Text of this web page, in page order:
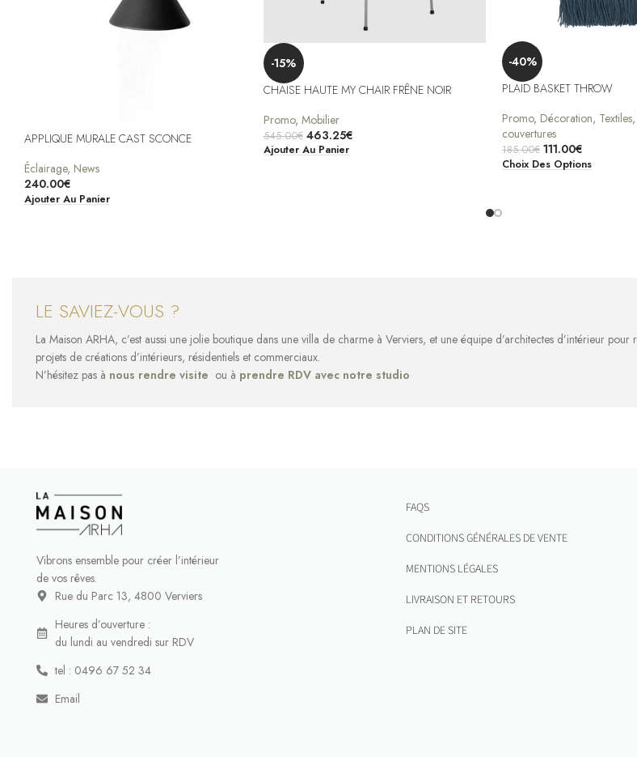
APPLIQUE MURALE CAST SCONCE
Éclairage, News
240.00€
Ajouter Au Panier
-15%
CHAISE HAUTE MY CHAIR FRÊNE NOIR
Promo, Mobilier
545.00€ 463.25€
Ajouter Au Panier
-40%
PLAID BASKET THROW
Promo, Décoration, Textiles,
couvertures
185.00€ 111.00€
Choix Des Options
LE SAVIEZ-VOUS ?
La Maison ARHA, c’est aussi une jolie boutique dans une villa de charme à Verviers, et une équipe d’architectes d’intérieur
projets de créations d’intérieurs, résidentiels et commerciaux.
N’hésitez pas à nous rendre visite ou à prendre RDV avec notre studio
Vibrons ensemble pour créer l’intérieur
de vos rêves.
Rue du Parc 13, 4800 Verviers
Heures d’ouverture :
du lundi au vendredi sur RDV
tel : 0496 67 52 34
Email
FAQS
CONDITIONS GÉNÉRALES DE VENTE
MENTIONS LÉGALES
LIVRAISON ET RETOURS
PLAN DE SITE